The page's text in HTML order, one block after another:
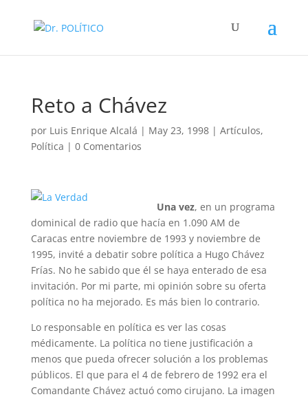
Reto a Chávez
por Luis Enrique Alcalá | May 23, 1998| Artículos,
Política | 0 Comentarios
Una vez, en un programa
dominical de radio que hacía en 1.090 AM de
Caracas entre noviembre de 1993 y noviembre de
1995, invité a debatir sobre política a Hugo Chávez
Frías. No he sabido que él se haya enterado de esa
invitación. Por mi parte, mi opinión sobre su oferta
política no ha mejorado. Es más bien lo contrario.
Lo responsable en política es ver las cosas
médicamente. La política no tiene justificación a
menos que pueda ofrecer solución a los problemas
públicos. El que para el 4 de febrero de 1992 era el
Comandante Chávez actuó como cirujano. La imagen